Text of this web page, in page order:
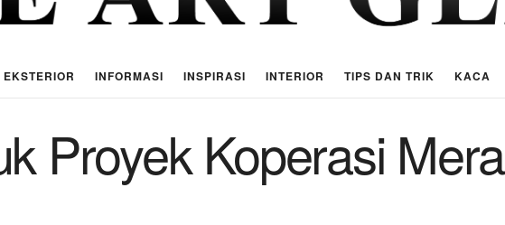
EKSTERIOR INFORMASI INSPIRASI INTERIOR TIPS DAN TRIK KACA
Proyek Koperasi